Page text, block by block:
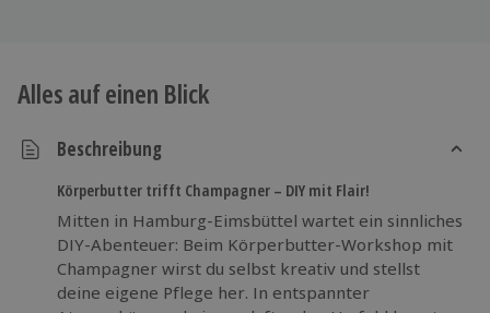
Alles auf einen Blick
Beschreibung
Körperbutter trifft Champagner – DIY mit Flair!
Mitten in Hamburg-Eimsbüttel wartet ein sinnliches
DIY-Abenteuer: Beim Körperbutter-Workshop mit
Champagner wirst du selbst kreativ und stellst
deine eigene Pflege her. In entspannter